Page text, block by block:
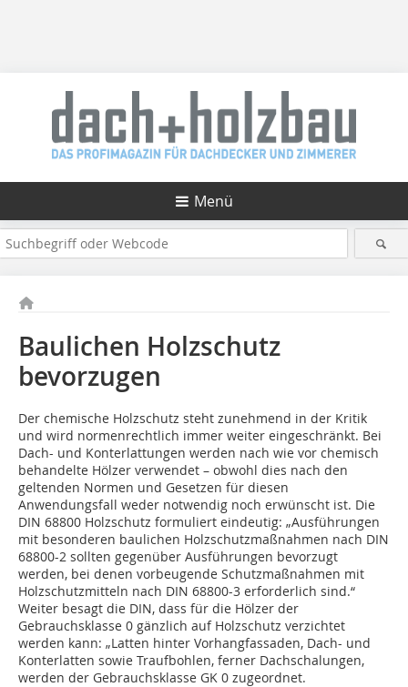
Menü
Baulichen Holzschutz
bevorzugen
Der chemische Holzschutz steht zunehmend in der Kritik
und wird normenrechtlich immer weiter eingeschränkt. Bei
Dach- und Konterlattungen werden nach wie vor chemisch
behandelte Hölzer verwendet – obwohl dies nach den
geltenden Normen und Gesetzen für diesen
Anwendungsfall weder notwendig noch erwünscht ist. Die
DIN 68800 Holzschutz formuliert eindeutig: „Ausführungen
mit besonderen baulichen Holzschutzmaßnahmen nach DIN
68800-2 sollten gegenüber Ausführungen bevorzugt
werden, bei denen vorbeugende Schutzmaßnahmen mit
Holzschutzmitteln nach DIN 68800-3 erforderlich sind.“
Weiter besagt die DIN, dass für die Hölzer der
Gebrauchsklasse 0 gänzlich auf Holzschutz verzichtet
werden kann: „Latten hinter Vorhangfassaden, Dach- und
Konterlatten sowie Traufbohlen, ferner Dachschalungen,
werden der Gebrauchsklasse GK 0 zugeordnet.